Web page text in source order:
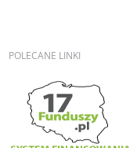
POLECANE LINKI